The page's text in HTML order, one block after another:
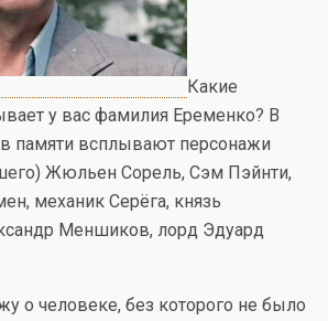
Какие
у вас фамилия Еременко? В
памяти всплывают персонажи
Жюльен Сорель, Сэм Пэйнти,
механик Серёга, князь
Меншиков, лорд Эдуард
о человеке, без которого не было